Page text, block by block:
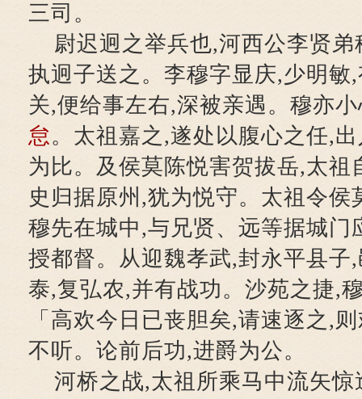
三司。
尉迟迥之举兵也,河西公李贤
执迥子送之。李穆字显庆,少明敏
关,便给事左右,深被亲遇。穆亦
怠。太祖嘉之,遂处以腹心之任,
为比。及侯莫陈悦害贺拔岳,太祖
史归据原州,犹为悦守。太祖令侯
穆先在城中,与兄贤、远等据城门
授都督。从迎魏孝武,封永平县子
泰,复弘农,并有战功。沙苑之捷,
「高欢今日已丧胆矣,请速逐之,
不听。论前后功,进爵为公。
河桥之战,太祖所乘马中流矢